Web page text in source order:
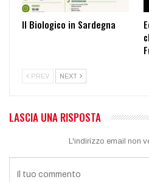
Il Biologico in Sardegna
PREV NEXT
LASCIA UNA RISPOSTA
L'indirizzo email non